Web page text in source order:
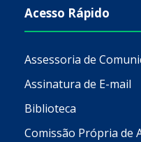
Acesso Rápido
Assessoria de
Assinatura de E-mail
Biblioteca
Comissão Própria de